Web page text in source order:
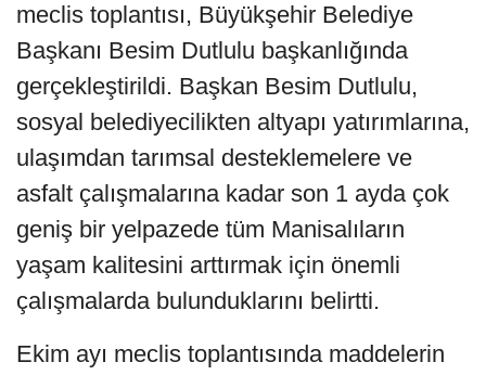
meclis toplantısı, Büyükşehir Belediye
Başkanı Besim Dutlulu başkanlığında
gerçekleştirildi. Başkan Besim Dutlulu,
sosyal belediyecilikten altyapı yatırımlarına,
ulaşımdan tarımsal desteklemelere ve
asfalt çalışmalarına kadar son 1 ayda çok
geniş bir yelpazede tüm Manisalıların
yaşam kalitesini arttırmak için önemli
çalışmalarda bulunduklarını belirtti.
Ekim ayı meclis toplantısında maddelerin